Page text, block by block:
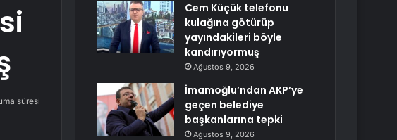
süresi
Cem Küçük telefonu
kulağına götürüp
yayındakileri böyle
kandırıyormuş
Ağustos 9, 2026
İmamoğlu’ndan AKP’ye
geçen belediye
başkanlarına tepki
Ağustos 9, 2026